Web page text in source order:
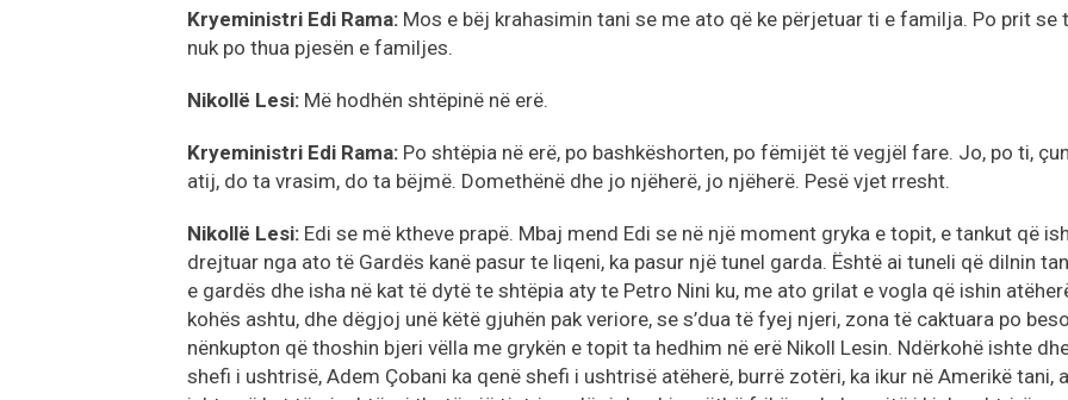
Kryeministri Edi Rama: Mos e bëj krahasimin tani se me ato që ke përjetuar ti e familja. Po prit se
nuk po thua pjesën e familjes.
Nikollë Lesi: Më hodhën shtëpinë në erë.
Kryeministri Edi Rama: Po shtëpia në erë, po bashkëshorten, po fëmijët të vegjël fare. Jo, po ti,
atij, do ta vrasim, do ta bëjmë. Domethënë dhe jo njëherë, jo njëherë. Pesë vjet rresht.
Nikollë Lesi: Edi se më ktheve prapë. Mbaj mend Edi se në një moment gryka e topit, e tankut që
drejtuar nga ato të Gardës kanë pasur te liqeni, ka pasur një tunel garda. Është ai tuneli që dilnin
e gardës dhe isha në kat të dytë te shtëpia aty te Petro Nini ku, me ato grilat e vogla që ishin
kohës ashtu, dhe dëgjoj unë këtë gjuhën pak veriore, se s’dua të fyej njeri, zona të caktuara po
nënkupton që thoshin bjeri vëlla me grykën e topit ta hedhim në erë Nikoll Lesin. Ndërkohë ishte
shefi i ushtrisë, Adem Çobani ka qenë shefi i ushtrisë atëherë, burrë zotëri, ka ikur në Amerikë tani,